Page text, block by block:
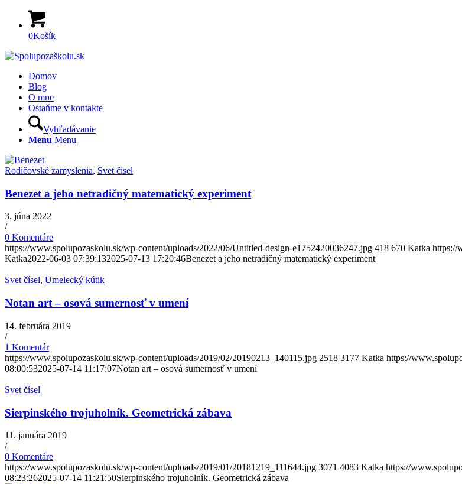
0Košík
Domov
Blog
O mne
Ostaňme v kontakte
Vyhľadávanie
Menu Menu
Rodičovské zamyslenia, Svet čísel
Benezet a jeho netradičný matematický experiment
3. júna 2022
/
0 Komentáre
https://www.spolupozaskolu.sk/wp-content/uploads/2022/06/Untitled-design-e1752420036247.jpg 418 670 Katka https://
Katka2022-06-03 07:39:132025-07-13 17:20:46Benezet a jeho netradičný matematický experiment
Svet čísel, Umelecký kútik
Notan art – osová sumernosť v umení
14. februára 2019
/
1 Komentár
https://www.spolupozaskolu.sk/wp-content/uploads/2019/02/20190213_140115.jpg 2518 3177 Katka https://
08:00:532025-07-14 11:17:07Notan art – osová sumernosť v umení
Svet čísel
Sierpinského trojuholník. Geometrická zábava
11. januára 2019
/
0 Komentáre
https://www.spolupozaskolu.sk/wp-content/uploads/2019/01/20181219_111644.jpg 3071 4083 Katka https://
08:23:262025-07-14 11:21:50Sierpinského trojuholník. Geometrická zábava